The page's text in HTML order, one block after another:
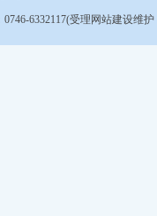
0746-6332117(受理网站建设维